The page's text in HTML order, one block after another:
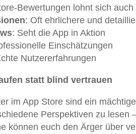
Bewertungen lohnt sich
: Oft ehrlichere und
: Seht die App in Aktion
Einschätzungen
Nutzererfahrungen
statt blind vertrauen
im App Store sind ein
Perspektiven zu lesen
können euch den Ärger über